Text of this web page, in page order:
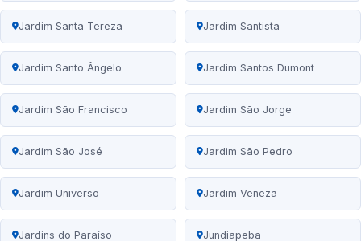
Jardim Santa Tereza Jardim Santista
Jardim Santo Ângelo Jardim Santos Dumont
Jardim São Francisco Jardim São Jorge
Jardim São José Jardim São Pedro
Jardim Universo Jardim Veneza
Jardins do Paraíso Jundiapeba